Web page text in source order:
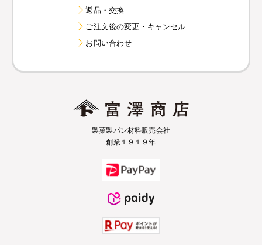
返品・交換
ご注文後の変更・キャンセル
お問い合わせ
製菓製パン材料販売会社
創業１９１９年